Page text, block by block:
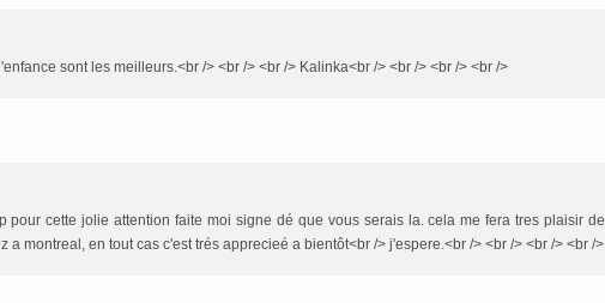
sont les meilleurs.<br /> <br /> <br /> Kalinka<br /> <br /> <br /> <br />
pour cette jolie attention faite moi signe dé que vous serais la. cela me fera tres plaisir de
a montreal, en tout cas c'est trés apprecieé a bientôt<br /> j'espere.<br /> <br /> <br /> <br />